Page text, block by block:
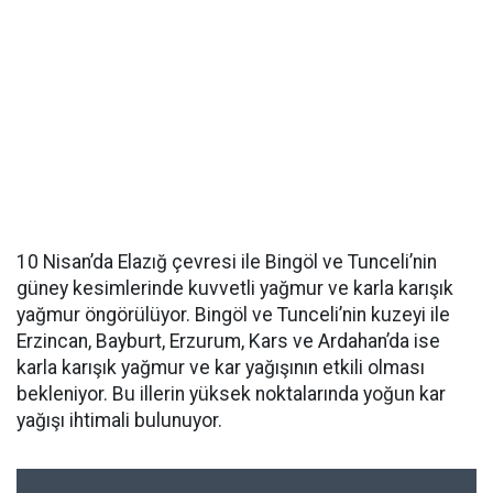
10 Nisan’da Elazığ çevresi ile Bingöl ve Tunceli’nin
güney kesimlerinde kuvvetli yağmur ve karla karışık
yağmur öngörülüyor. Bingöl ve Tunceli’nin kuzeyi ile
Erzincan, Bayburt, Erzurum, Kars ve Ardahan’da ise
karla karışık yağmur ve kar yağışının etkili olması
bekleniyor. Bu illerin yüksek noktalarında yoğun kar
yağışı ihtimali bulunuyor.